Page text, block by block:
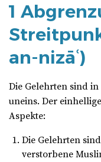
1
an-nizāʿ)
Die Gelehrten sind
uneins. Der
Aspekte:
Die Gelehrten
verstorbene